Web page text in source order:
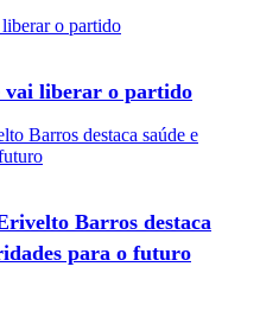
vai liberar o partido
Barros destaca
para o futuro